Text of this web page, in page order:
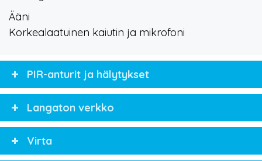
Ääni
Korkealaatuinen kaiutin ja mikrofoni
PIR-anturit ja hälytykset
Langaton verkko
Virta